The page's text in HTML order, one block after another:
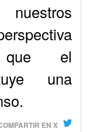
que el
una
EN X